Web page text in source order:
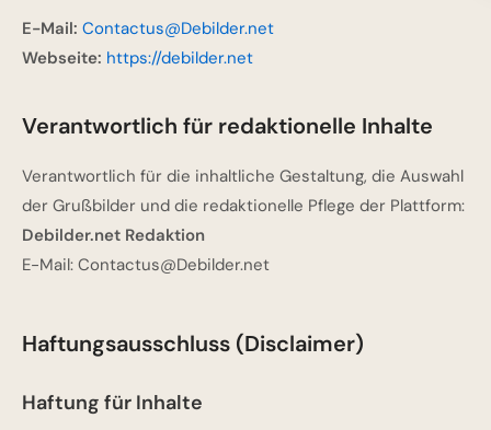
E-Mail: Contactus@Debilder.net
Webseite: https://debilder.net
Verantwortlich für redaktionelle Inhalte
Verantwortlich für die inhaltliche Gestaltung, die Auswahl
der Grußbilder und die redaktionelle Pflege der Plattform:
Debilder.net Redaktion
E-Mail: Contactus@Debilder.net
Haftungsausschluss (Disclaimer)
Haftung für Inhalte